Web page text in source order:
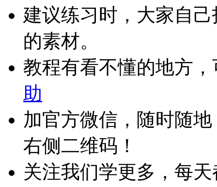
建议练习时，大家自
的素材。
教程有看不懂的地方
助
加官方微信，随时随
右侧二维码！
关注我们学更多，每